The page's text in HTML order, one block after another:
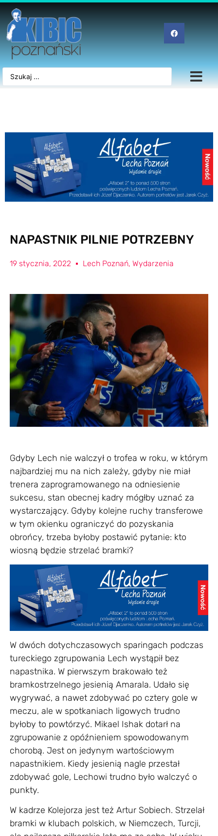
NAPASTNIK PILNIE POTRZEBNY
19 stycznia, 2022 Lech Poznań, Wydarzenia
Gdyby Lech nie walczył o trofea w roku, w którym
najbardziej mu na nich zależy, gdyby nie miał
trenera zaprogramowanego na odniesienie
sukcesu, stan obecnej kadry mógłby uznać za
wystarczający. Gdyby kolejne ruchy transferowe
w tym okienku ograniczyć do pozyskania
obrońcy, trzeba byłoby postawić pytanie: kto
wiosną będzie strzelać bramki?
W dwóch dotychczasowych sparingach podczas
tureckiego zgrupowania Lech wystąpił bez
napastnika. W pierwszym brakowało też
bramkostrzelnego jesienią Amarala. Udało się
wygrywać, a nawet zdobywać po cztery gole w
meczu, ale w spotkaniach ligowych trudno
byłoby to powtórzyć. Mikael Ishak dotarł na
zgrupowanie z opóźnieniem spowodowanym
chorobą. Jest on jedynym wartościowym
napastnikiem. Kiedy jesienią nagle przestał
zdobywać gole, Lechowi trudno było walczyć o
punkty.
W kadrze Kolejorza jest też Artur Sobiech. Strzelał
bramki w klubach polskich, w Niemczech, Turcji,